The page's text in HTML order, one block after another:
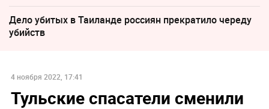
Дело убитых в Таиланде россиян прекратило череду
убийств
4 ноября 2022, 17:41
Тульские спасатели сменили